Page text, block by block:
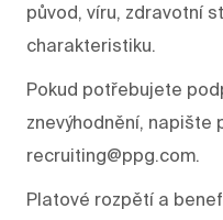
původ, víru, zdravotní
charakteristiku.
Pokud potřebujete
znevýhodnění, napište
recruiting@ppg.com.
Platové rozpětí a